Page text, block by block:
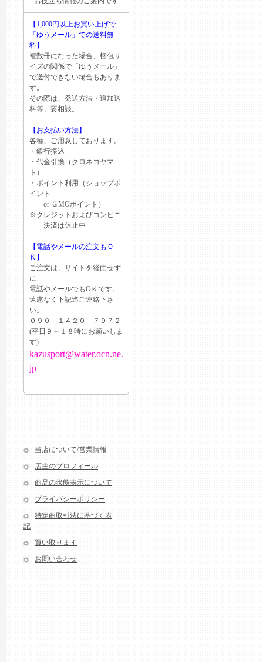
【1,000円以上お買い上げで
「ゆうメール」での送料無
料】
複数冊になった場合、梱包サ
イズの関係で「ゆうメール」
で送付できない場合もありま
す。
その際は、発送方法・追加送
料等、要相談。
【お支払い方法】
各種、ご用意しております。
・銀行振込
・代金引換（クロネコヤマ
ト）
・ポイント利用（ショップポ
イント
or ＧМОポイント）
※クレジットおよびコンビニ
決済は休止中
【電話やメールの注文もＯ
Ｋ】
ご注文は、サイトを経由せず
に
電話やメールでもОＫです。
遠慮なく下記迄ご連絡下さ
い。
０９０－１４２０－７９７２
(平日９～１８時にお願いしま
す)
kazusport@water.ocn.ne.
jp
当店について/営業情報
店主のプロフィール
商品の状態表示について
プライバシーポリシー
特定商取引法に基づく表
記
買い取ります
お問い合わせ